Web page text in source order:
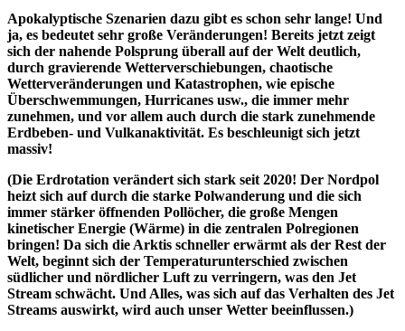
Apokalyptische Szenarien dazu gibt es schon sehr lange! Und
ja, es bedeutet sehr große Veränderungen! Bereits jetzt zeigt
sich der nahende Polsprung überall auf der Welt deutlich,
durch gravierende Wetterverschiebungen, chaotische
Wetterveränderungen und Katastrophen, wie epische
Überschwemmungen, Hurricanes usw., die immer mehr
zunehmen, und vor allem auch durch die stark zunehmende
Erdbeben- und Vulkanaktivität. Es beschleunigt sich jetzt
massiv!
(Die Erdrotation verändert sich stark seit 2020! Der Nordpol
heizt sich auf durch die starke Polwanderung und die sich
immer stärker öffnenden Pollöcher, die große Mengen
kinetischer Energie (Wärme) in die zentralen Polregionen
bringen! Da sich die Arktis schneller erwärmt als der Rest der
Welt, beginnt sich der Temperaturunterschied zwischen
südlicher und nördlicher Luft zu verringern, was den Jet
Stream schwächt. Und Alles, was sich auf das Verhalten des Jet
Streams auswirkt, wird auch unser Wetter beeinflussen.)